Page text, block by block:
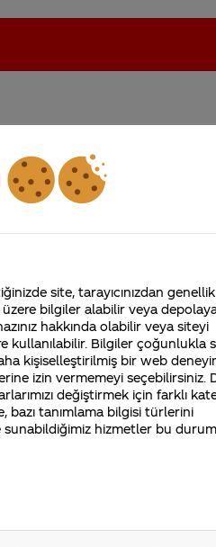
Coca-Cola’yı kim buldu?
formülü
sonraki günlerde,
sundu. O zamanlar bu
tarihçe
Coca-Cola Şirketi
merak ettikleriniz.
Fabrikalarımız,
sertifikalarımız, faaliyet
gösterdiğimiz ülkeler,
tarihçemiz ve daha
site, tarayıcınızdan
bilgiler alabilir veya
hakkında olabilir veya siteyi
kullanılabilir. Bilgiler çoğunlukla
kişiselleştirilmiş bir web
izin vermemeyi seçebilirsiniz.
değiştirmek için farklı
bazı tanımlama bilgisi türlerini
hizmetler bu